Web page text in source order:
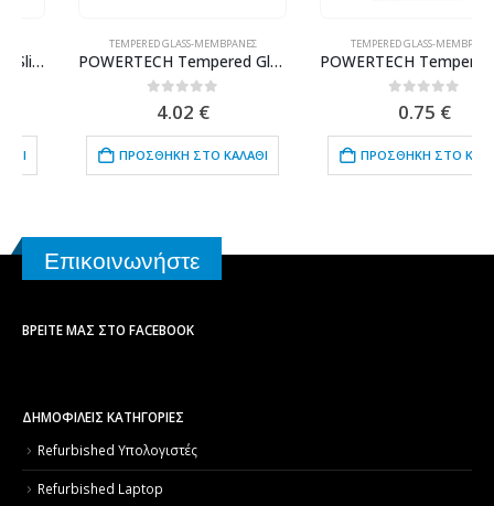
TEMPERED GLASS-ΜΕΜΒΡΆΝΕΣ
POWERTECH Tempered Glass 9H(0.33MM) για Samsung J5 2016
out of 5
ΠΡΟΣΘΉΚΗ ΣΤΟ ΚΑΛΆΘΙ
TEMPERED GLASS-ΜΕΜΒΡΆΝΕΣ
POWERTECH Tempered Glass 9H(0.33MM), Nokia 3
out of 5
ΠΡΟΣΘΉΚΗ ΣΤΟ ΚΑΛΆΘΙ
Επικοινωνήστε
ΒΡΕΊΤΕ ΜΑΣ ΣΤΟ FACEBOOK
ΔΗΜΟΦΙΛΕΙΣ ΚΑΤΗΓΟΡΙΕΣ
Refurbished Υπολογιστές
Refurbished Laptop